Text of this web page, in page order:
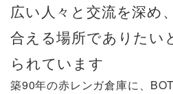
広い人々と交流を深め
合える場所でありたい
られています
築90年の赤レンガ倉庫に、